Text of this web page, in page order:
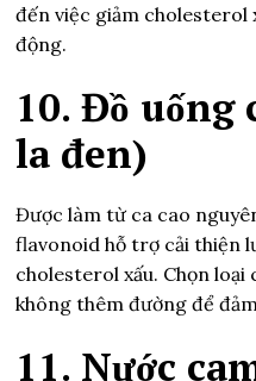
đến việc giảm cholesterol
động.
10. Đồ uống
la đen)
Được làm từ ca cao
flavonoid hỗ trợ cải thiện
cholesterol xấu. Chọn loại
không thêm đường để
11. Nước